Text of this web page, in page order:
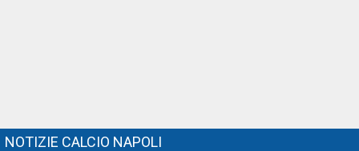
NOTIZIE CALCIO NAPOLI